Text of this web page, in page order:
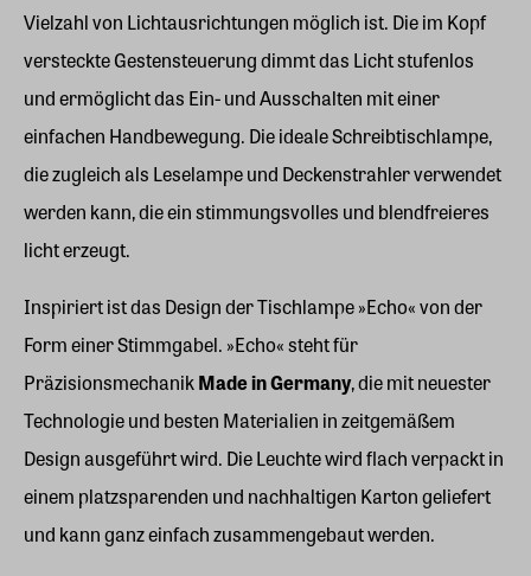
Vielzahl von Lichtausrichtungen möglich ist. Die im Kopf
versteckte Gestensteuerung dimmt das Licht stufenlos
und ermöglicht das Ein- und Ausschalten mit einer
einfachen Handbewegung. Die ideale Schreibtischlampe,
die zugleich als Leselampe und Deckenstrahler verwendet
werden kann, die ein stimmungsvolles und blendfreieres
licht erzeugt.
Inspiriert ist das Design der Tischlampe »Echo« von der
Form einer Stimmgabel. »Echo« steht für
PräzisionsmechanikMade in Germany, die mit neuester
Technologie und besten Materialien in zeitgemäßem
Design ausgeführt wird. Die Leuchte wird flach verpackt in
einem platzsparenden und nachhaltigen Karton geliefert
und kann ganz einfach zusammengebaut werden.